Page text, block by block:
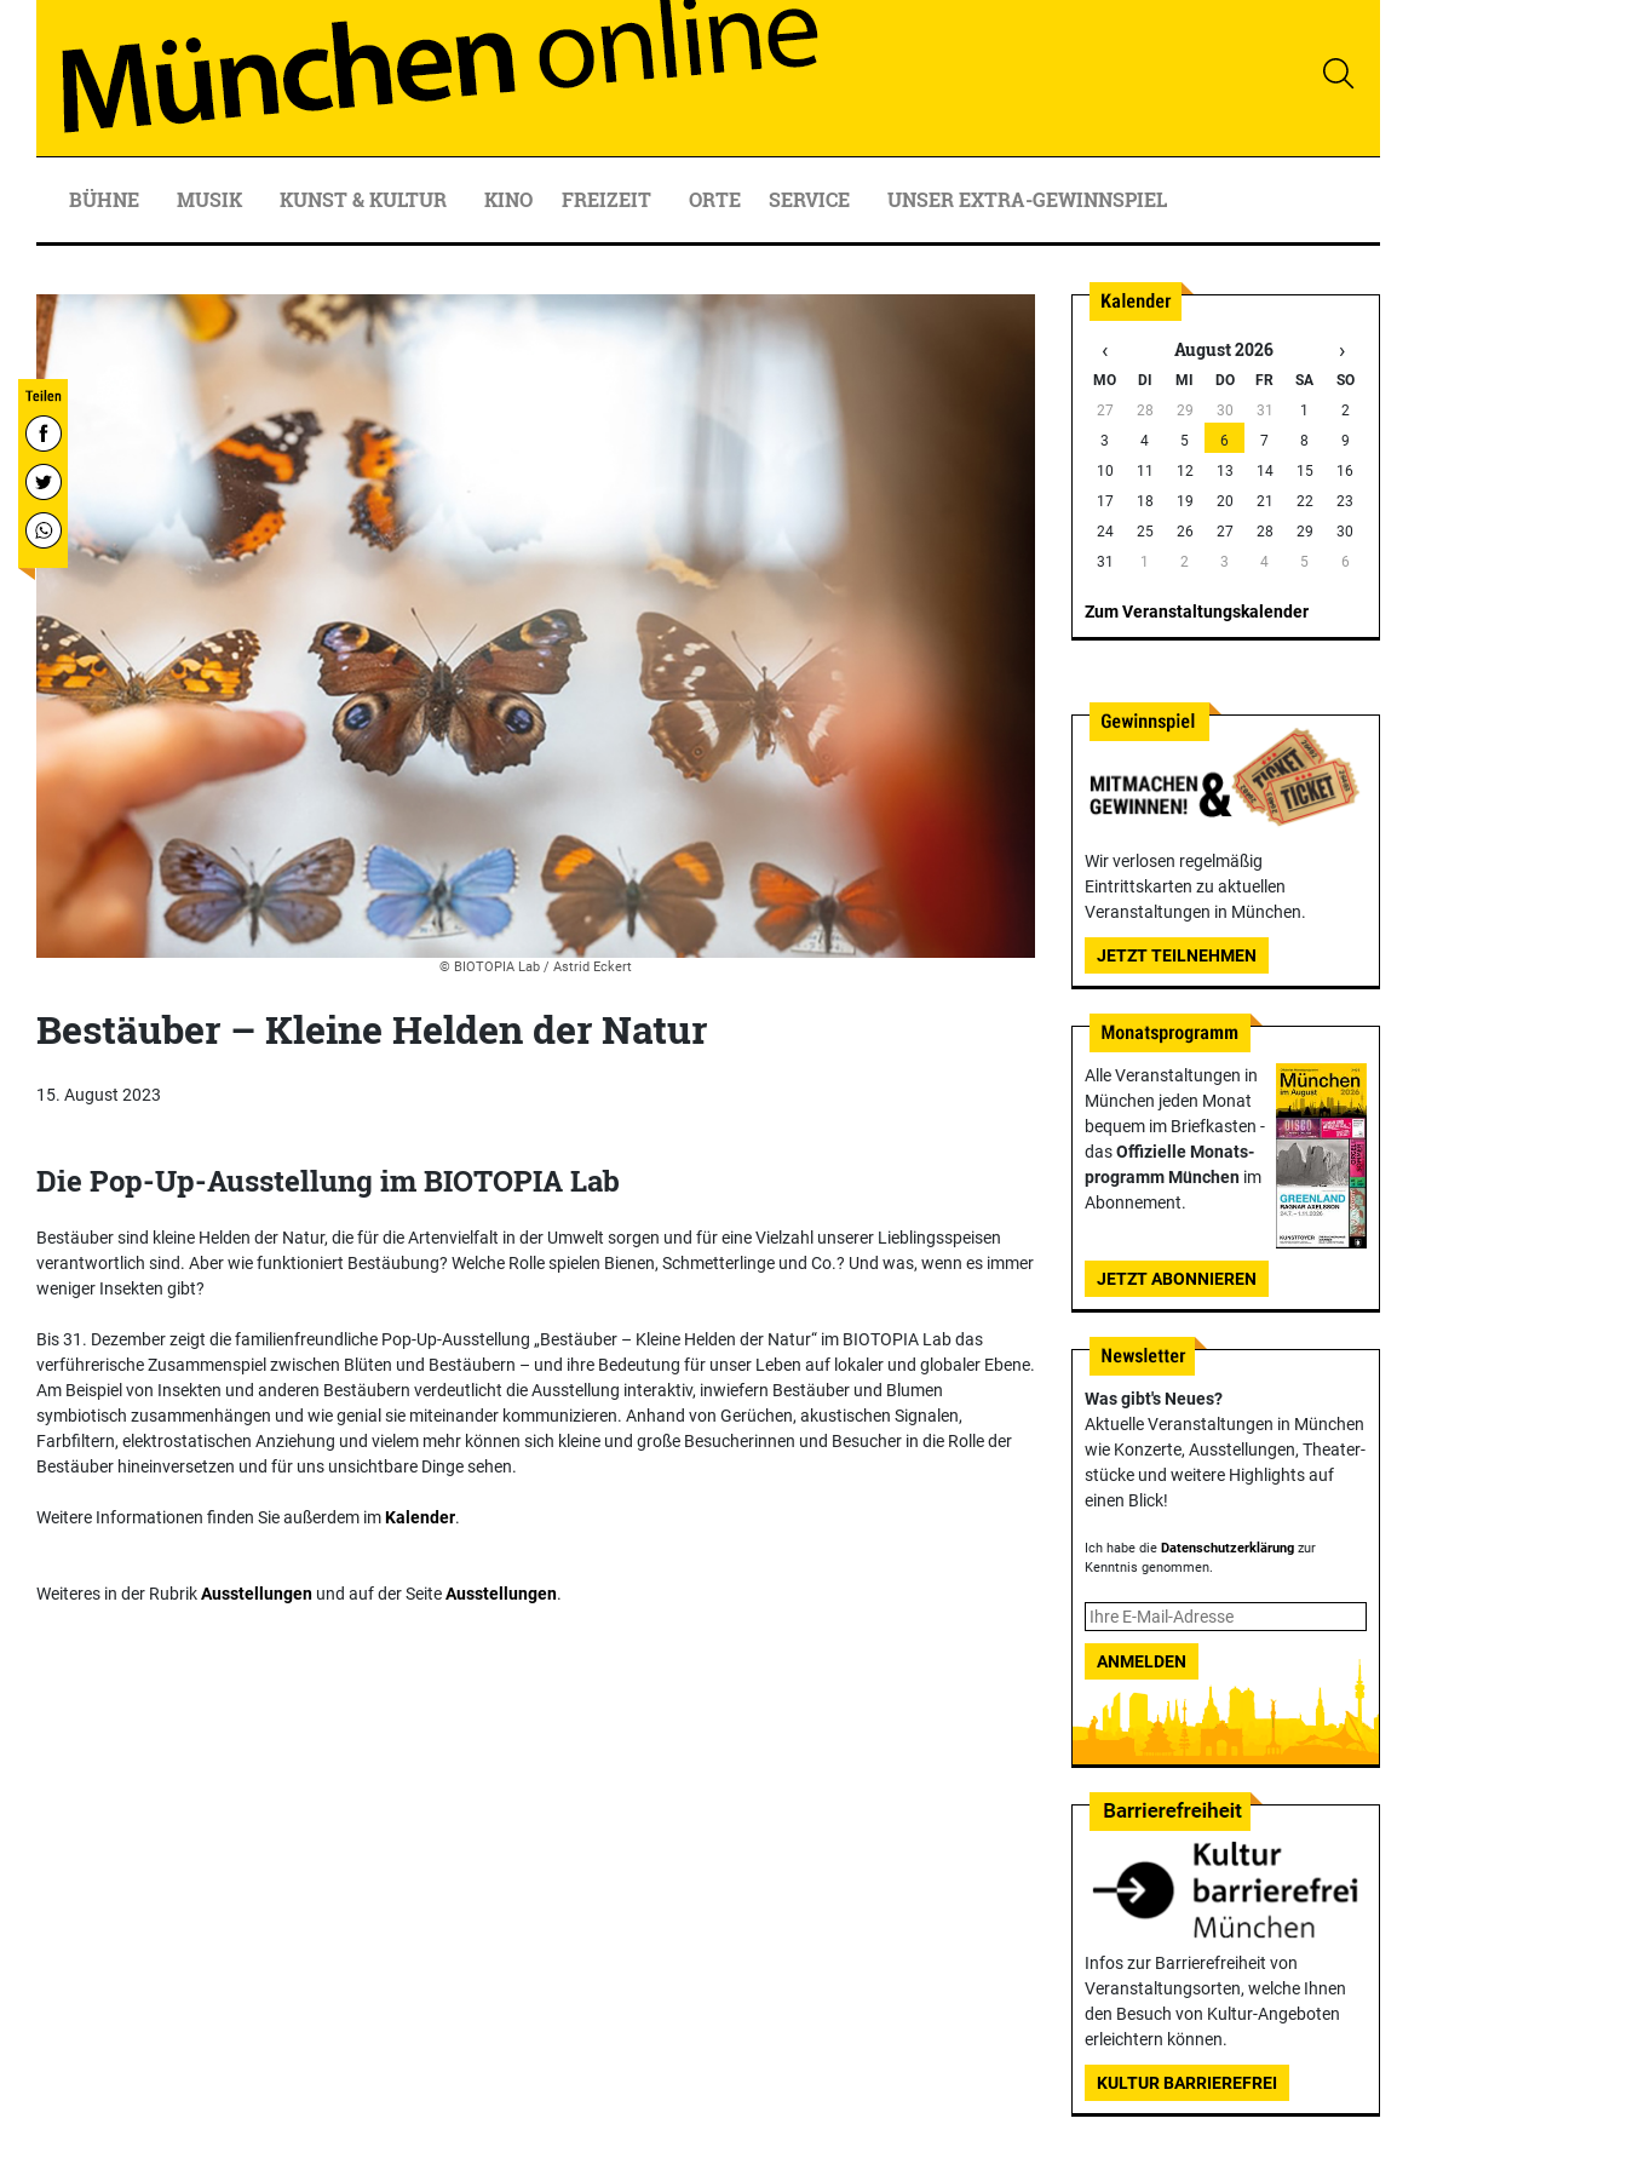
BÜHNE MUSIK KUNST & KULTUR KINO FREIZEIT ORTE SERVICE UNSER EXTRA-GEWINNSPIEL
© BIOTOPIA Lab / Astrid Eckert
Bestäuber – Kleine Helden der Natur
15. August 2023
Die Pop-Up-Ausstellung im BIOTOPIA Lab
Bestäuber sind kleine Helden der Natur, die für die Artenvielfalt in der Umwelt sorgen und für eine Vielzahl unserer Lieblingsspeisen
verantwortlich sind. Aber wie funktioniert Bestäubung? Welche Rolle spielen Bienen, Schmetterlinge und Co.? Und was, wenn es immer
weniger Insekten gibt?
Bis 31. Dezember zeigt die familienfreundliche Pop-Up-Ausstellung „Bestäuber – Kleine Helden der Natur“ im BIOTOPIA Lab das
verführerische Zusammenspiel zwischen Blüten und Bestäubern – und ihre Bedeutung für unser Leben auf lokaler und globaler Ebene.
Am Beispiel von Insekten und anderen Bestäubern verdeutlicht die Ausstellung interaktiv, inwiefern Bestäuber und Blumen
symbiotisch zusammenhängen und wie genial sie miteinander kommunizieren. Anhand von Gerüchen, akustischen Signalen,
Farbfiltern, elektrostatischen Anziehung und vielem mehr können sich kleine und große Besucherinnen und Besucher in die Rolle der
Bestäuber hineinversetzen und für uns unsichtbare Dinge sehen.
Weitere Informationen finden Sie außerdem imKalender.
Weiteres in der RubrikAusstellungen und auf der SeiteAusstellungen.
‹ August 2026 ›
MO DI MI DO FR SA
SO
27
28 29 30 31 1
2
3
4 5 6 7 8
9
10
11 12 13 14 15
16
17
18 19 20 21 22
23
24
25 26 27 28 29
30
31
1 2 3 4 5 6
Zum Veranstaltungskalender
Wir verlosen regelmäßig
Eintrittskarten zu aktuellen
Veranstaltungen in München.
JETZT TEILNEHMEN
Alle Veranstaltungen in
München jeden Monat
bequem im Briefkasten -
dasOffizielle Monats­
programm München im
Abonnement.
JETZT ABONNIEREN
Was gibt's Neues?
Aktuelle Veranstaltungen in München
wie Konzerte, Ausstellungen, Theater­
stücke und weitere Highlights auf
einen Blick!
Ich habe die Datenschutzerklärung zur
Kenntnis genommen.
ANMELDEN
Infos zur Barrierefreiheit von
Veranstaltungsorten, welche Ihnen
den Besuch von Kultur-Angeboten
erleichtern können.
KULTUR BARRIEREFREI